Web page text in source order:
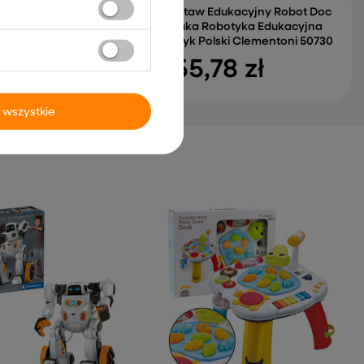
Zestaw Edukacyjny Robot Doc
Nauka Robotyka Edukacyjna
Język Polski Clementoni 50730
155,78 zł